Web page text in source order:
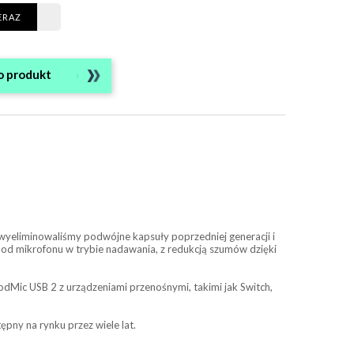
produkt
podwójne kapsuły poprzedniej generacji i
mikrofonu w trybie nadawania, z redukcją szumów dzięki
USB 2 z urządzeniami przenośnymi, takimi jak Switch,
na rynku przez wiele lat.